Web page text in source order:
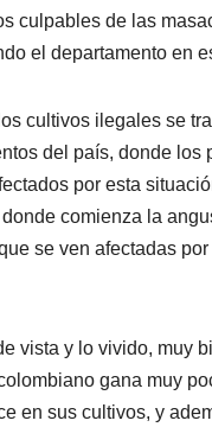
culpables de las
el departamento en
cultivos ilegales se
del país, donde los
por esta
comienza la
se ven afectadas por
vista y lo vivido, muy
gana muy
en sus cultivos, y